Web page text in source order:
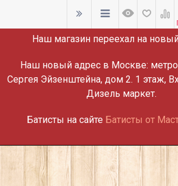
ВНИМАНИЕ!
Наш магазин переехал на
Наш новый адрес в Москве:
Сергея Эйзенштейна, дом 2. 1 этаж,
Дизель маркет.
Батисты на сайте Батисты от